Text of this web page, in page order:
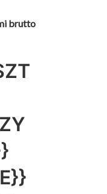
brutto